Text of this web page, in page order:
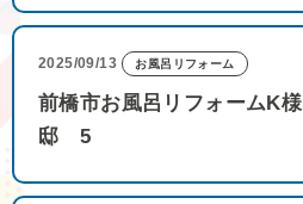
2025/09/13 お風呂リフォーム
前橋市お風呂リフォームK様
邸 5